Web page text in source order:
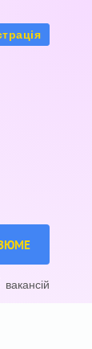
вакансій